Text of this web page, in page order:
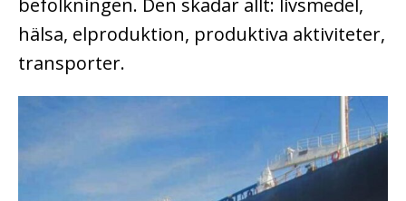
hälsa, elproduktion, produktiva aktiviteter,
transporter.